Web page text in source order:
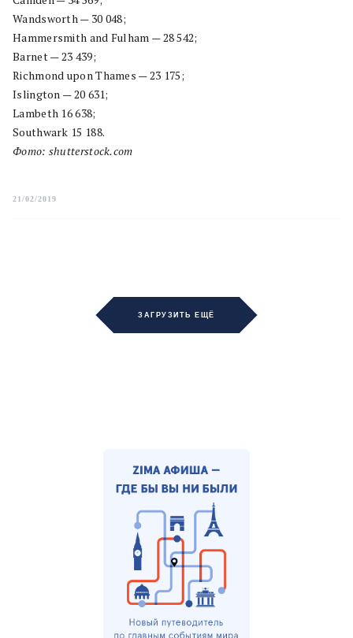
Wandsworth — 30 048;
Hammersmith and Fulham — 28 542;
Barnet — 23 439;
Richmond upon Thames — 23 175;
Islington — 20 631;
Lambeth 16 638;
Southwark 15 188.
Фото: shutterstock.com
21/02/2019
ЗАГРУЗИТЬ ЕЩЁ